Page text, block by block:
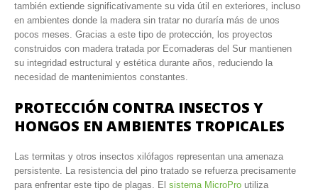
también extiende significativamente su vida útil en exteriores, incluso
en ambientes donde la madera sin tratar no duraría más de unos
pocos meses. Gracias a este tipo de protección, los proyectos
construidos con madera tratada por Ecomaderas del Sur mantienen
su integridad estructural y estética durante años, reduciendo la
necesidad de mantenimientos constantes.
PROTECCIÓN CONTRA INSECTOS Y
HONGOS EN AMBIENTES TROPICALES
Las termitas y otros insectos xilófagos representan una amenaza
persistente. La resistencia del pino tratado se refuerza precisamente
para enfrentar este tipo de plagas. El sistema MicroPro utiliza